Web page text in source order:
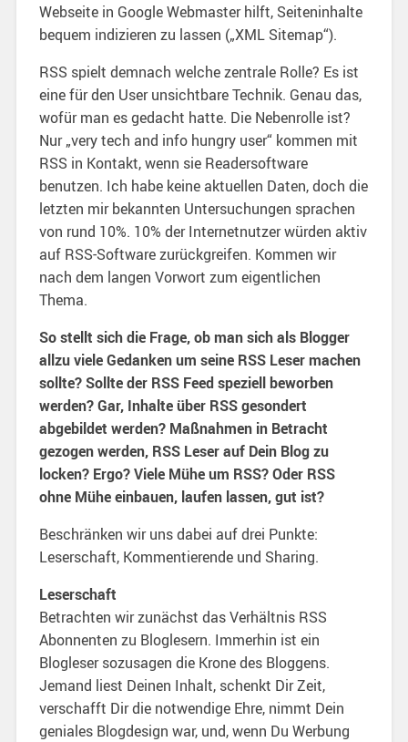
Webseite in Google Webmaster hilft, Seiteninhalte
bequem indizieren zu lassen („XML Sitemap“).
RSS spielt demnach welche zentrale Rolle? Es ist
eine für den User unsichtbare Technik. Genau das,
wofür man es gedacht hatte. Die Nebenrolle ist?
Nur „very tech and info hungry user“ kommen mit
RSS in Kontakt, wenn sie Readersoftware
benutzen. Ich habe keine aktuellen Daten, doch die
letzten mir bekannten Untersuchungen sprachen
von rund 10%. 10% der Internetnutzer würden aktiv
auf RSS-Software zurückgreifen. Kommen wir
nach dem langen Vorwort zum eigentlichen
Thema.
So stellt sich die Frage, ob man sich als Blogger
allzu viele Gedanken um seine RSS Leser machen
sollte? Sollte der RSS Feed speziell beworben
werden? Gar, Inhalte über RSS gesondert
abgebildet werden? Maßnahmen in Betracht
gezogen werden, RSS Leser auf Dein Blog zu
locken? Ergo? Viele Mühe um RSS? Oder RSS
ohne Mühe einbauen, laufen lassen, gut ist?
Beschränken wir uns dabei auf drei Punkte:
Leserschaft, Kommentierende und Sharing.
Leserschaft
Betrachten wir zunächst das Verhältnis RSS
Abonnenten zu Bloglesern. Immerhin ist ein
Blogleser sozusagen die Krone des Bloggens.
Jemand liest Deinen Inhalt, schenkt Dir Zeit,
verschafft Dir die notwendige Ehre, nimmt Dein
geniales Blogdesign war, und, wenn Du Werbung